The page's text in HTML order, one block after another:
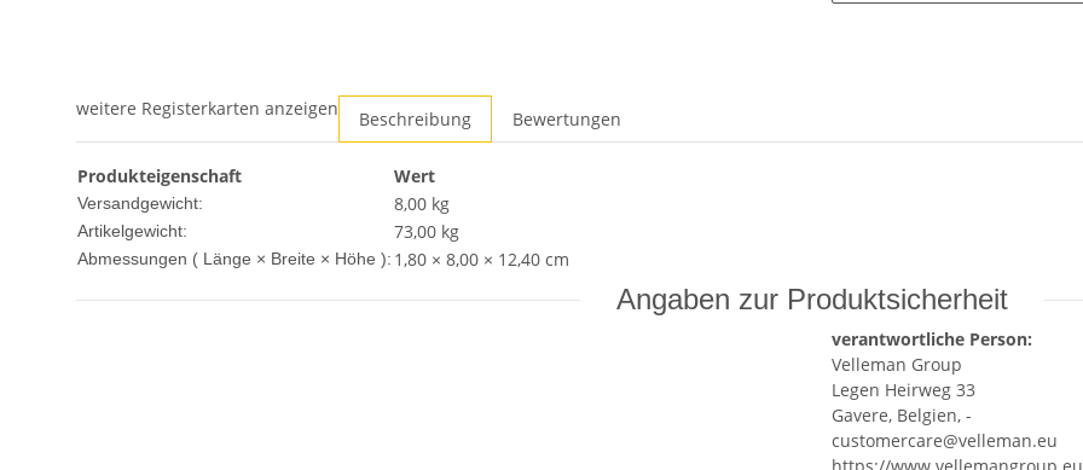
weitere Registerkarten anzeigen Beschreibung Bewertungen
Produkteigenschaft Wert
Versandgewicht: 8,00 kg
Artikelgewicht: 73,00 kg
Abmessungen ( Länge × Breite × Höhe ): 1,80 × 8,00 × 12,40 cm
Angaben zur Produktsicherheit
verantwortliche Person:
Velleman Group
Legen Heirweg 33
Gavere, Belgien, -
customercare@velleman.eu